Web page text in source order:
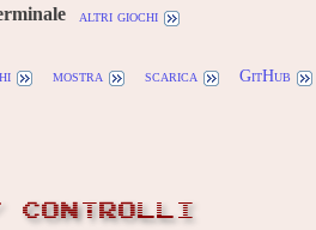
altri giochi
mostra scarica GitHub